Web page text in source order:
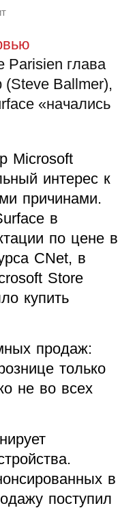
Parisien глава
Ballmer),
«начались
Microsoft
интерес к
причинами.
в
по цене в
CNet, в
Store
купить
продаж:
только
не во всех
в
поступил